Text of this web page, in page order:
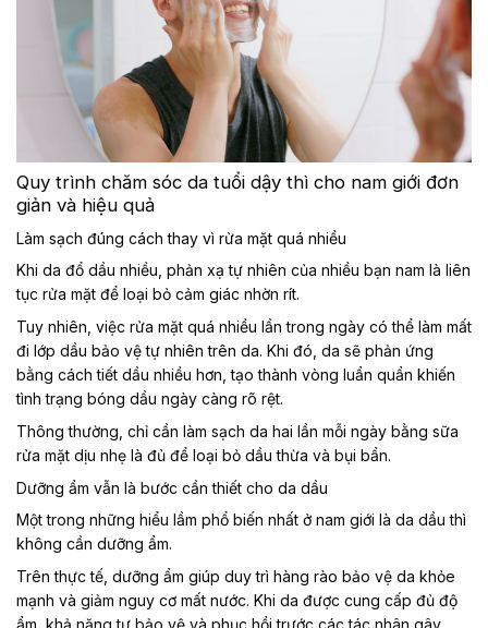
Quy trình chăm sóc da tuổi dậy thì cho nam giới đơn
giản và hiệu quả
Làm sạch đúng cách thay vì rửa mặt quá nhiều
Khi da đổ dầu nhiều, phản xạ tự nhiên của nhiều bạn nam là liên
tục rửa mặt để loại bỏ cảm giác nhờn rít.
Tuy nhiên, việc rửa mặt quá nhiều lần trong ngày có thể làm mất
đi lớp dầu bảo vệ tự nhiên trên da. Khi đó, da sẽ phản ứng
bằng cách tiết dầu nhiều hơn, tạo thành vòng luẩn quẩn khiến
tình trạng bóng dầu ngày càng rõ rệt.
Thông thường, chỉ cần làm sạch da hai lần mỗi ngày bằng sữa
rửa mặt dịu nhẹ là đủ để loại bỏ dầu thừa và bụi bẩn.
Dưỡng ẩm vẫn là bước cần thiết cho da dầu
Một trong những hiểu lầm phổ biến nhất ở nam giới là da dầu thì
không cần dưỡng ẩm.
Trên thực tế, dưỡng ẩm giúp duy trì hàng rào bảo vệ da khỏe
mạnh và giảm nguy cơ mất nước. Khi da được cung cấp đủ độ
ẩm, khả năng tự bảo vệ và phục hồi trước các tác nhân gây